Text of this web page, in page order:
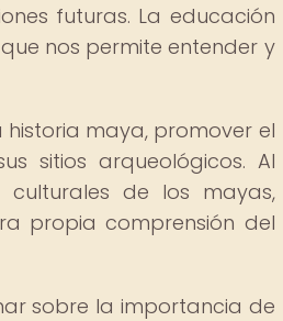
futuras. La educación
nos permite entender y
maya, promover el
sitios arqueológicos. Al
de los mayas,
propia comprensión del
sobre la importancia de